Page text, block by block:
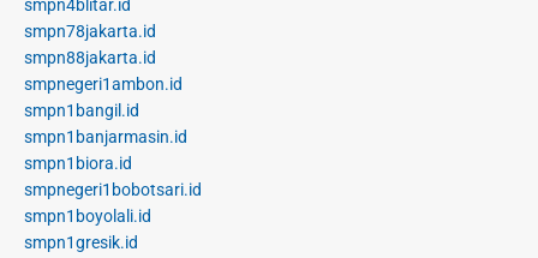
smpn4blitar.id
smpn78jakarta.id
smpn88jakarta.id
smpnegeri1ambon.id
smpn1bangil.id
smpn1banjarmasin.id
smpn1biora.id
smpnegeri1bobotsari.id
smpn1boyolali.id
smpn1gresik.id